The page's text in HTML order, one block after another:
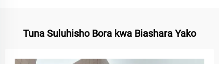
Tuna Suluhisho Bora kwa Biashara Yako